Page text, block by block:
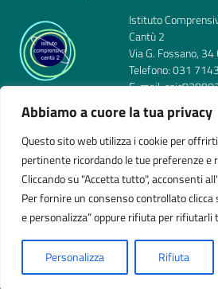
Abbiamo a cuore la tua privacy
Questo sito web utilizza i cookie per
pertinente ricordando le tue preferenze e
Cliccando su "Accetta tutto", acconsenti
Per fornire un consenso controllato clicca
e personalizza” oppure rifiuta per rifiutarli
Personalizza Rifiuta
Istituto
Cantù 2
Via G. Fossano, 34
Telefono: 031
E-mail:
PEC:
Codice Meccanografico: COIC838002
Codice Fiscale: 81003990132